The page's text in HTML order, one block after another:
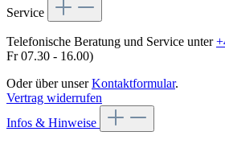
Service
Telefonische Beratung und Service unter
Fr 07.30 - 16.00)
Oder über unserKontaktformular.
Vertrag widerrufen
Infos & Hinweise